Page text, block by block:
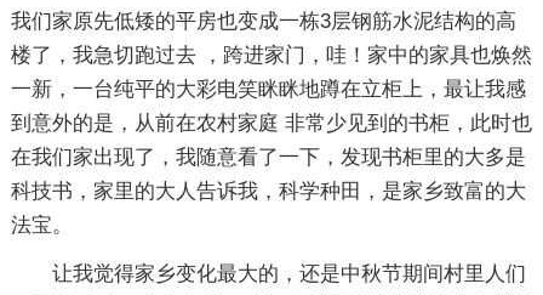
我们家原先低矮的平房也变成一栋3层钢筋水泥结构的高
楼了，我急切跑过去 ，跨进家门，哇！家中的家具也焕然
一新，一台纯平的大彩电笑眯眯地蹲在立柜上，最让我感
到意外的是，从前在农村家庭 非常少见到的书柜，此时也
在我们家出现了，我随意看了一下，发现书柜里的大多是
科技书，家里的大人告诉我，科学种田，是家乡致富的大
法宝。
让我觉得家乡变化最大的，还是中秋节期间村里人们